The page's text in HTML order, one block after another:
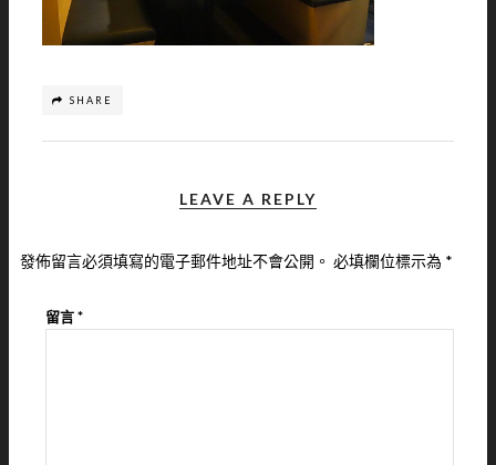
SHARE
LEAVE A REPLY
發佈留言必須填寫的電子郵件地址不會公開。 必填欄位標示為 *
留言*